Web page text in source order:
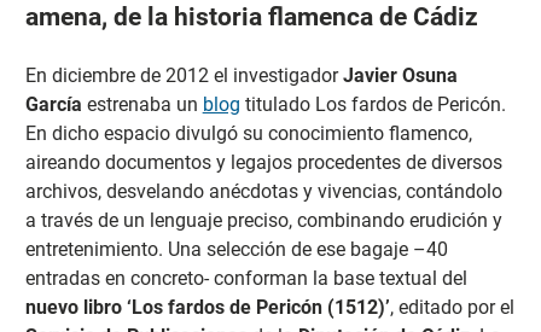
amena, de la historia flamenca de Cádiz
En diciembre de 2012 el investigadorJavier Osuna
García estrenaba un blog titulado Los fardos de Pericón.
En dicho espacio divulgó su conocimiento flamenco,
aireando documentos y legajos procedentes de diversos
archivos, desvelando anécdotas y vivencias, contándolo
a través de un lenguaje preciso, combinando erudición y
entretenimiento. Una selección de ese bagaje –40
entradas en concreto- conforman la base textual del
nuevo libro ‘Los fardos de Pericón (1512)’, editado por el